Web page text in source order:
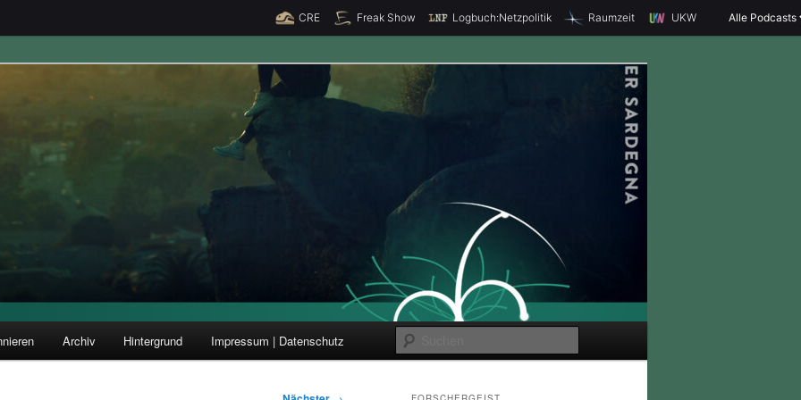
CRE Freak Show Logbuch:Netzpolitik Raumzeit UKW Alle Podcasts
und Forschung
u
Archiv Hintergrund Impressum | Datenschutz